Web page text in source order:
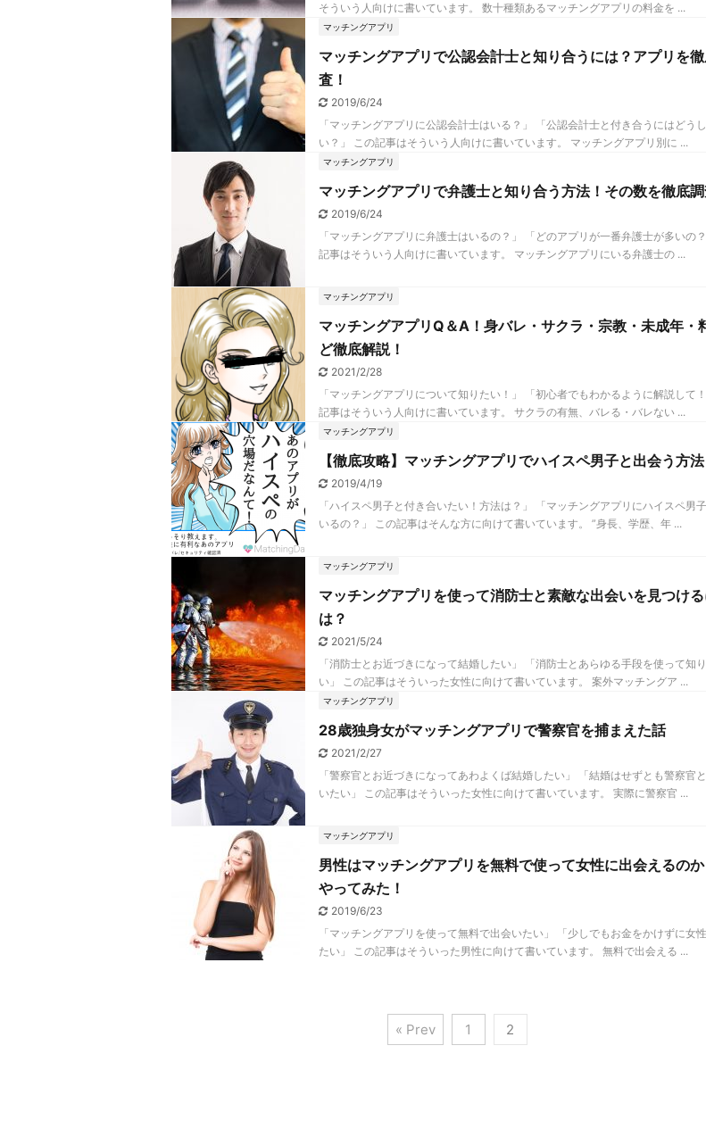
そういう人向けに書いています。 数十種類あるマッチングアプリの料金を ...
マッチングアプリ
マッチングアプリで公認会計士と知り合うには？アプリを
査！
2019/6/24
「マッチングアプリに公認会計士はいる？」 「公認会計士と付き合うにはどう
い？」 この記事はそういう人向けに書いています。 マッチングアプリ別に ...
マッチングアプリ
マッチングアプリで弁護士と知り合う方法！その数を徹底
2019/6/24
「マッチングアプリに弁護士はいるの？」 「どのアプリが一番弁護士が多いの
記事はそういう人向けに書いています。 マッチングアプリにいる弁護士の ...
マッチングアプリ
マッチングアプリQ＆A！身バレ・サクラ・宗教・未成年・
ど徹底解説！
2021/2/28
「マッチングアプリについて知りたい！」 「初心者でもわかるように解説して
記事はそういう人向けに書いています。 サクラの有無、バレる・バレない ...
マッチングアプリ
【徹底攻略】マッチングアプリでハイスペ男子と出会う方法
2019/4/19
「ハイスペ男子と付き合いたい！方法は？」 「マッチングアプリにハイスペ男
いるの？」 この記事はそんな方に向けて書いています。 ”身長、学歴、年 ...
マッチングアプリ
マッチングアプリを使って消防士と素敵な出会いを見つけ
は？
2021/5/24
「消防士とお近づきになって結婚したい」 「消防士とあらゆる手段を使って知
い」 この記事はそういった女性に向けて書いています。 案外マッチングア ...
マッチングアプリ
28歳独身女がマッチングアプリで警察官を捕まえた話
2021/2/27
「警察官とお近づきになってあわよくば結婚したい」 「結婚はせずとも警察官
いたい」 この記事はそういった女性に向けて書いています。 実際に警察官 ...
マッチングアプリ
男性はマッチングアプリを無料で使って女性に出会えるのか
やってみた！
2019/6/23
「マッチングアプリを使って無料で出会いたい」 「少しでもお金をかけずに女
たい」 この記事はそういった男性に向けて書いています。 無料で出会える ...
« Prev 1 2